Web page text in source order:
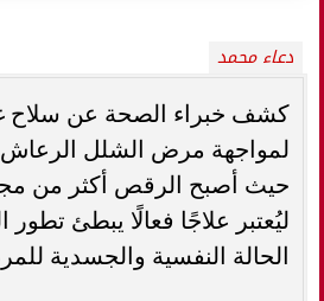
دعاء محمد
كشف خبراء الصحة عن سلاح
لمواجهة مرض الشلل الرعاش
حيث أصبح الرقص أكثر من
ليُعتبر علاجًا فعالًا يبطئ
الحالة النفسية والجسدية